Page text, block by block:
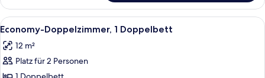
1
Doppelbett
Alle
Fotos
für
Economy-
Ein Hotelzimmer mit Bett,
4
Economy-Doppelzimmer, 1 Doppelbett
12 m²
Platz für 2 Personen